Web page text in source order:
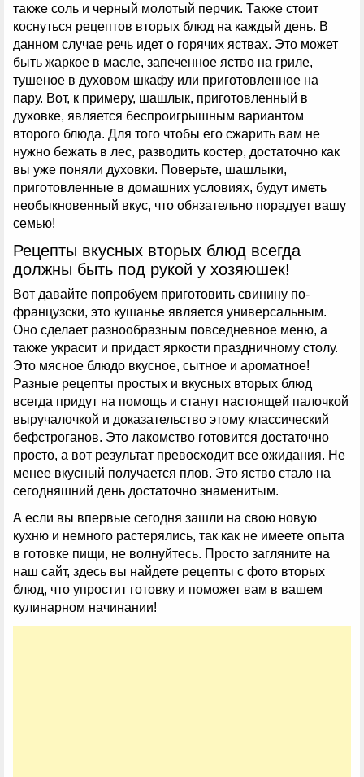
также соль и черный молотый перчик. Также стоит
коснуться рецептов вторых блюд на каждый день. В
данном случае речь идет о горячих яствах. Это может
быть жаркое в масле, запеченное яство на гриле,
тушеное в духовом шкафу или приготовленное на
пару. Вот, к примеру, шашлык, приготовленный в
духовке, является беспроигрышным вариантом
второго блюда. Для того чтобы его сжарить вам не
нужно бежать в лес, разводить костер, достаточно как
вы уже поняли духовки. Поверьте, шашлыки,
приготовленные в домашних условиях, будут иметь
необыкновенный вкус, что обязательно порадует вашу
семью!
Рецепты вкусных вторых блюд всегда
должны быть под рукой у хозяюшек!
Вот давайте попробуем приготовить свинину по-
французски, это кушанье является универсальным.
Оно сделает разнообразным повседневное меню, а
также украсит и придаст яркости праздничному столу.
Это мясное блюдо вкусное, сытное и ароматное!
Разные рецепты простых и вкусных вторых блюд
всегда придут на помощь и станут настоящей палочкой
выручалочкой и доказательство этому классический
бефстроганов. Это лакомство готовится достаточно
просто, а вот результат превосходит все ожидания. Не
менее вкусный получается плов. Это яство стало на
сегодняшний день достаточно знаменитым.
А если вы впервые сегодня зашли на свою новую
кухню и немного растерялись, так как не имеете опыта
в готовке пищи, не волнуйтесь. Просто загляните на
наш сайт, здесь вы найдете рецепты с фото вторых
блюд, что упростит готовку и поможет вам в вашем
кулинарном начинании!